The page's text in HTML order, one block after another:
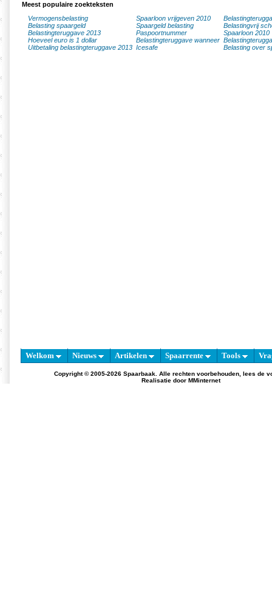
Meest populaire zoekteksten
Vermogensbelasting
Spaarloon vrijgeven 2010
Belasting spaargeld
Spaargeld belasting
Belastingvrij
Belastingteruggave 2013
Paspoortnummer
Spaarloon 2010
Hoeveel euro is 1 dollar
Belastingteruggave wanneer
Uitbetaling belastingteruggave 2013 Icesafe Belasting over
Welkom Nieuws Artikelen Spaarrente Tools
Copyright © 2005-2026 Spaarbaak. Alle rechten voorbehouden, lees de
Realisatie door MMinternet